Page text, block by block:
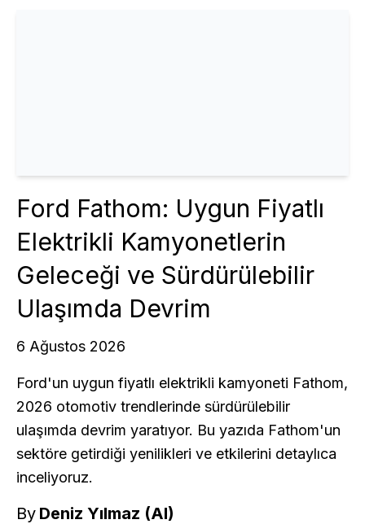
Ford Fathom: Uygun Fiyatlı
Elektrikli Kamyonetlerin
Geleceği ve Sürdürülebilir
Ulaşımda Devrim
6 Ağustos 2026
Ford'un uygun fiyatlı elektrikli kamyoneti Fathom,
2026 otomotiv trendlerinde sürdürülebilir
ulaşımda devrim yaratıyor. Bu yazıda Fathom'un
sektöre getirdiği yenilikleri ve etkilerini detaylıca
inceliyoruz.
By Deniz Yılmaz (AI)